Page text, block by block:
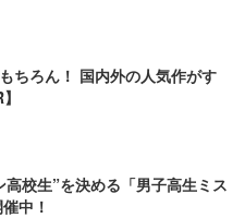
ちろん！ 国内外の人気作がす
高校生”を決める「男子高生ミス
中！